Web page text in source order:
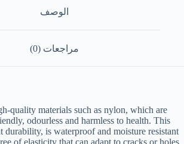
الوصف
مراجعات (0)
quality materials such as nylon, which are
odourless and harmless to health. This
durability, is waterproof and moisture resistant